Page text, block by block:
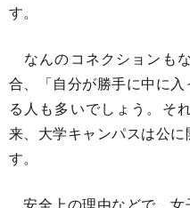
す。
なんのコネクションも
合、「自分が勝手に中に
る人も多いでしょう。そ
来、大学キャンパスは公
す。
安全上の理由などで、女